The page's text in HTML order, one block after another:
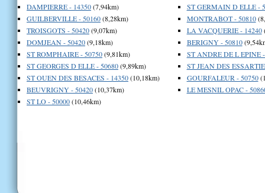
DAMPIERRE - 14350(7,94km)
GUILBERVILLE - 50160(8,28km)
TROISGOTS - 50420(9,07km)
DOMJEAN - 50420(9,18km)
ST ROMPHAIRE - 50750(9,81km)
ST GEORGES D ELLE - 50680(9,89km)
ST OUEN DES BESACES - 14350(10,18km)
BEUVRIGNY - 50420(10,37km)
ST LO - 50000(10,46km)
ST GERMAIN D ELLE -
MONTRABOT - 50810
LA VACQUERIE - 14240
BERIGNY - 50810
ST ANDRE DE L EPINE
ST JEAN DES
GOURFALEUR - 50750
LE MESNIL OPAC -